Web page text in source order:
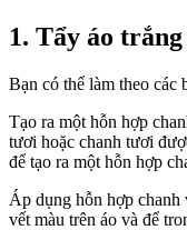
1. Tẩy áo
Bạn có thể làm theo các
Tạo ra một hỗn hợp
tươi hoặc chanh tươi
để tạo ra một hỗn hợp
Áp dụng hỗn hợp chanh
vết màu trên áo và để